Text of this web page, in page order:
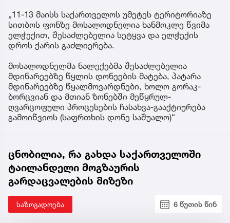
„11-13 მაისს საქართველოს უმეტეს ტერიტორიაზე
სითბოს ფონზე მოსალოდნელია ხანმოკლე წვიმა
ელჭექით, შესაძლებელია სეტყვა და ელჭექის
დროს ქარის გაძლიერება.
მოსალოდნელმა ნალექებმა შესაძლებელია
მდინარეებზე წყლის დონეების მატება, პატარა
მდინარეებზე წყალმოვარდნები, ხოლო გორაკ-
ბორცვიან და მთიან ზონებში მეწყრულ-
ღვარცოფული პროცესების ჩასახვა-გააქტიურება
გამოიწვიოს (საფრთხის დონე საშუალო)“
ცნობილია, რა გახდა საქართველოში
ტაილანდელი მოგზაურის
გარდაცვალების მიზეზი
საზოგადოება 6 წუთის წინ